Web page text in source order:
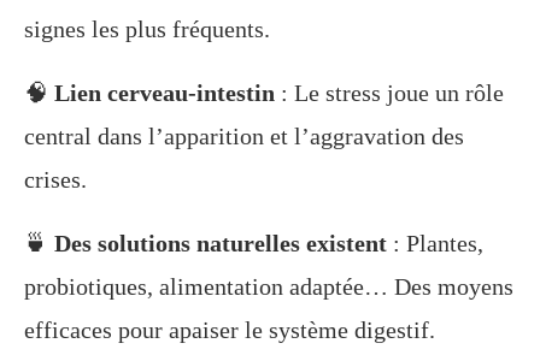
signes les plus fréquents.
🧠 Lien cerveau-intestin : Le stress joue un rôle
central dans l’apparition et l’aggravation des
crises.
🍵 Des solutions naturelles existent : Plantes,
probiotiques, alimentation adaptée… Des moyens
efficaces pour apaiser le système digestif.